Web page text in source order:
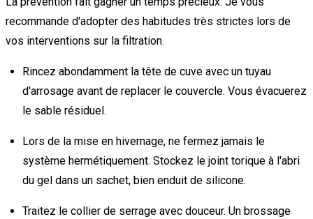
recommande d'adopter des habitudes très strictes lors de
vos interventions sur la filtration.
Rincez abondamment la tête de cuve avec un tuyau
d'arrosage avant de replacer le couvercle. Vous évacuerez
le sable résiduel.
Lors de la mise en hivernage, ne fermez jamais le
système hermétiquement. Stockez le joint torique à l'abri
du gel dans un sachet, bien enduit de silicone.
Traitez le collier de serrage avec douceur. Un brossage